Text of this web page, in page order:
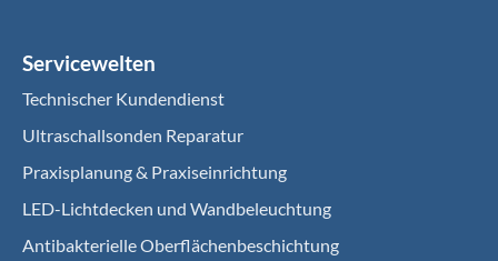
Servicewelten
Technischer Kundendienst
Ultraschallsonden Reparatur
Praxisplanung & Praxiseinrichtung
LED-Lichtdecken und Wandbeleuchtung
Antibakterielle Oberflächenbeschichtung